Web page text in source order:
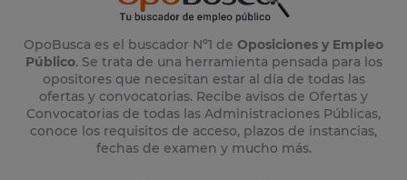
OpoBusca es el buscador Nº1 de Oposiciones y Empleo
Público. Se trata de una herramienta pensada para los
opositores que necesitan estar al día de todas las
ofertas y convocatorias. Recibe avisos de Ofertas y
Convocatorias de todas las Administraciones Públicas,
conoce los requisitos de acceso, plazos de instancias,
fechas de examen y mucho más.